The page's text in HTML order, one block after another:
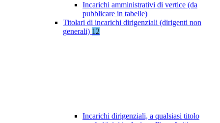
Incarichi amministrativi di vertice (da
pubblicare in tabelle)
Titolari di incarichi dirigenziali (dirigenti non
generali) 12
Incarichi dirigenziali, a qualsiasi titolo